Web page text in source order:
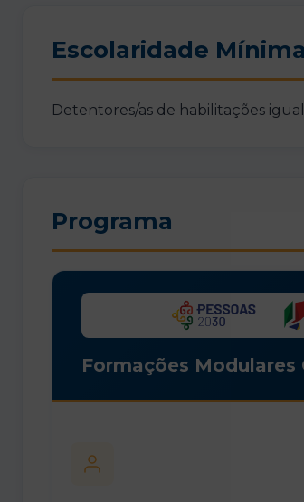
Escolaridade Mínima
Detentores/as de habilitações
Programa
Formações Modulares